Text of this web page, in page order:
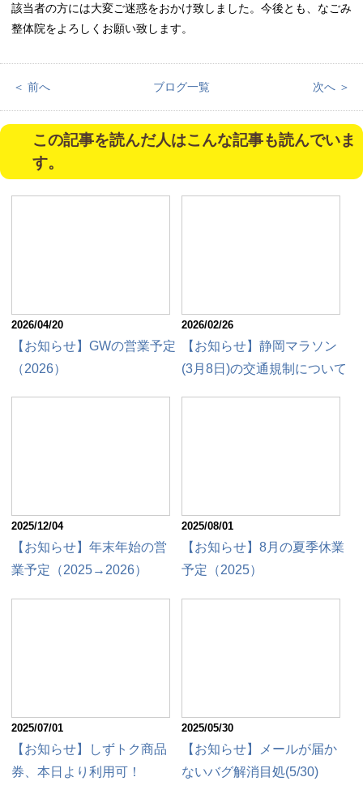
該当者の方には大変ご迷惑をおかけ致しました。今後とも、なごみ
整体院をよろしくお願い致します。
＜ 前へ ブログ一覧 次へ ＞
この記事を読んだ人はこんな記事も読んでいま
す。
2026/04/20
【お知らせ】GWの営業予定
（2026）
2026/02/26
【お知らせ】静岡マラソン
(3月8日)の交通規制について
2025/12/04
【お知らせ】年末年始の営
業予定（2025→2026）
2025/08/01
【お知らせ】8月の夏季休業
予定（2025）
2025/07/01
【お知らせ】しずトク商品
券、本日より利用可！
2025/05/30
【お知らせ】メールが届か
ないバグ解消目処(5/30)